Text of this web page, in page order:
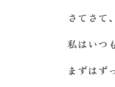
さてさて
私はいつ
まずはず